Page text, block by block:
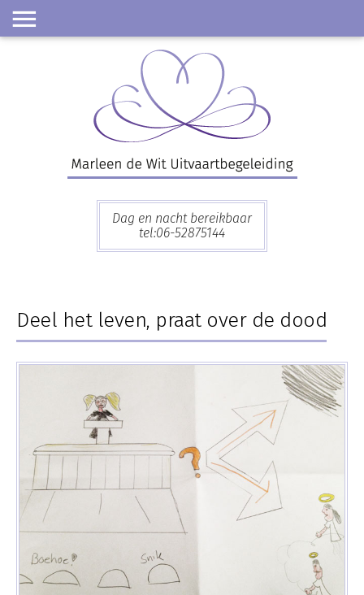
Skip
Dag en nacht bereikbaar
tel:06-52875144
Deel het leven, praat over de dood